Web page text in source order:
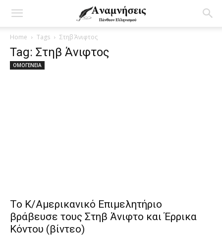
Home Tags Στηβ Άνιφτος
Tag: Στηβ Άνιφτος
ΟΜΟΓΕΝΕΙΑ
Το Κ/Aμερικανικό Επιμελητήριο
βράβευσε τους Στηβ Άνιφτο και Έρρικα
Κόντου (βίντεο)